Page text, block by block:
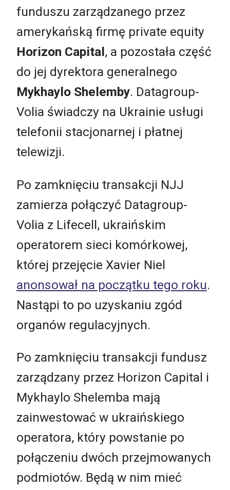
funduszu zarządzanego przez
amerykańską firmę private equity
Horizon Capital, a pozostała część
do jej dyrektora generalnego
Mykhaylo Shelemby. Datagroup-
Volia świadczy na Ukrainie usługi
telefonii stacjonarnej i płatnej
telewizji.
Po zamknięciu transakcji NJJ
zamierza połączyć Datagroup-
Volia z Lifecell, ukraińskim
operatorem sieci komórkowej,
której przejęcie Xavier Niel
anonsował na początku tego roku.
Nastąpi to po uzyskaniu zgód
organów regulacyjnych.
Po zamknięciu transakcji fundusz
zarządzany przez Horizon Capital i
Mykhaylo Shelemba mają
zainwestować w ukraińskiego
operatora, który powstanie po
połączeniu dwóch przejmowanych
podmiotów. Będą w nim mieć